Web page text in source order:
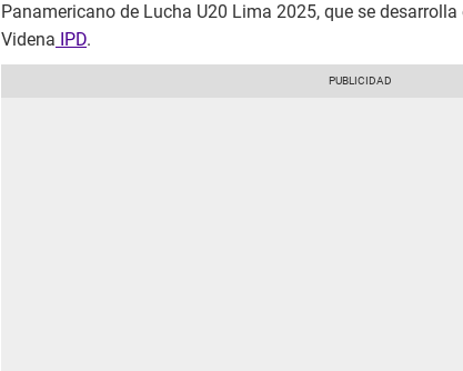
Panamericano de Lucha U20 Lima 2025, que se
Videna IPD.